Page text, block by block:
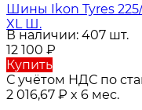
Шины Ikon Tyres 225/
XL Ш.
В наличии: 407 шт.
12 100 ₽
Купить
С учётом НДС по
2 016,67 ₽ x 6 мес.